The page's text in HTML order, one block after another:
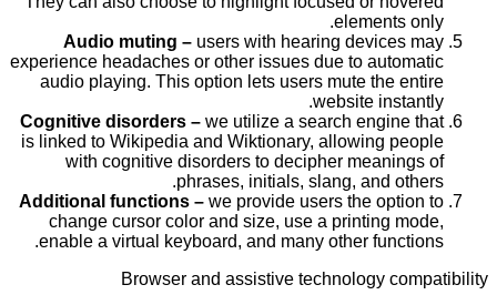
elements only.
Audio muting – users with hearing devices may
experience headaches or other issues due to automatic
audio playing. This option lets users mute the entire
website instantly.
Cognitive disorders – we utilize a search engine that
is linked to Wikipedia and Wiktionary, allowing people
with cognitive disorders to decipher meanings of
phrases, initials, slang, and others.
Additional functions – we provide users the option to
change cursor color and size, use a printing mode,
enable a virtual keyboard, and many other functions.
Browser and assistive technology compatibility